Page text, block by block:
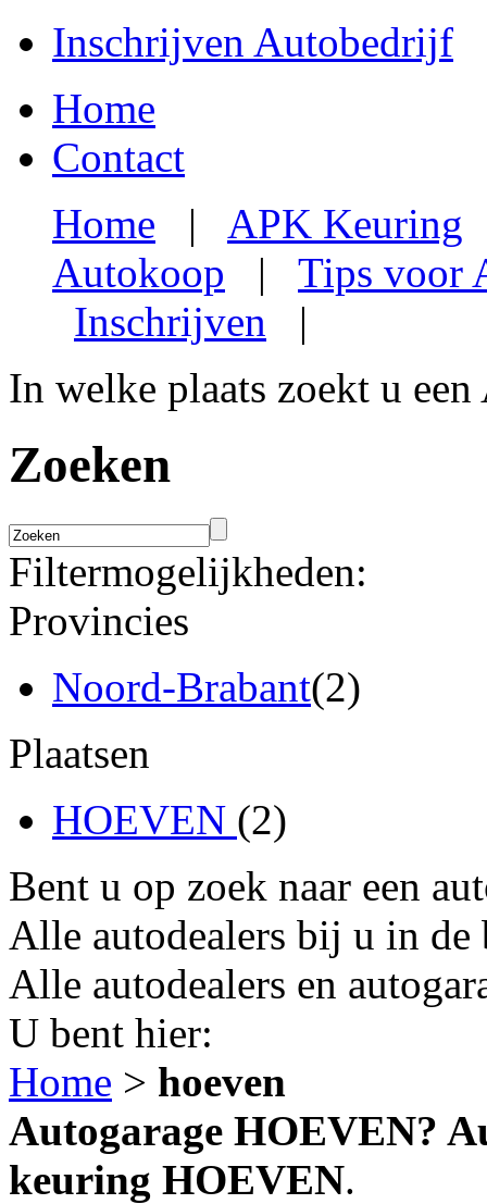
Inschrijven Autobedrijf
Home
Contact
Home | APK Keuring
Autokoop | Tips voor
Inschrijven |
In welke plaats zoekt u
Zoeken
Filtermogelijkheden:
Provincies
Noord-Brabant(2)
Plaatsen
HOEVEN (2)
Bent u op zoek naar een
Alle autodealers bij u in
Alle autodealers en
U bent hier:
Home > hoeven
Autogarage HOEVEN?
keuring HOEVEN.